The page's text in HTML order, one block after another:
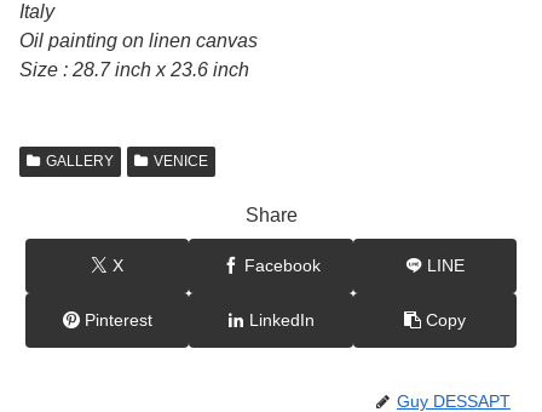
Italy
Oil painting on linen canvas
Size : 28.7 inch x 23.6 inch
GALLERY VENICE
Share
X Facebook LINE
Pinterest LinkedIn Copy
Guy DESSAPT